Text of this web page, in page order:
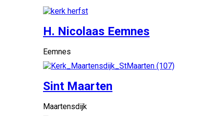
H. Nicolaas Eemnes
Eemnes
Sint Maarten
Maartensdijk